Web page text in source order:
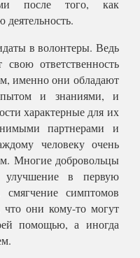
после того, как
в волонтеры. Ведь
ответственность
именно они обладают
и знаниями, и
характерные для их
партнерами и
человеку очень
Многие добровольцы
улучшение в первую
смягчение симптомов
что они кому-то могут
помощью, а иногда